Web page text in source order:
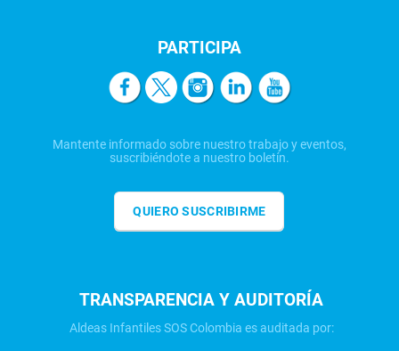
PARTICIPA
Mantente informado sobre nuestro trabajo y eventos,
suscribiéndote a nuestro boletín.
QUIERO SUSCRIBIRME
TRANSPARENCIA Y AUDITORÍA
Aldeas Infantiles SOS Colombia es auditada por: